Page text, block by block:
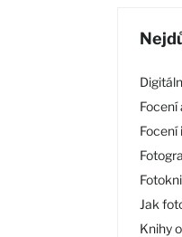
Focení
Jak
Knihy